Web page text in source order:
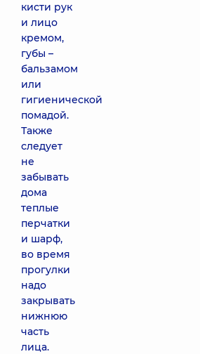
кисти рук
и лицо
кремом,
губы –
бальзамом
или
гигиенической
помадой.
Также
следует
не
забывать
дома
теплые
перчатки
и шарф,
во время
прогулки
надо
закрывать
нижнюю
часть
лица.